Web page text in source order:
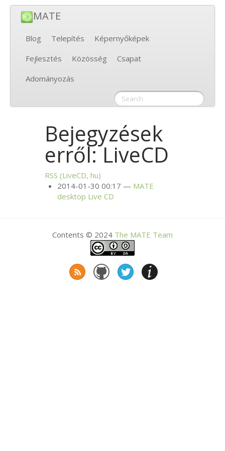
MATE
Blog Telepítés
Képernyőképek
Fejlesztés
Közösség
Csapat
Adományozás
Bejegyzések
erről: LiveCD
RSS (LiveCD, hu)
2014-01-30 00:17
MATE
desktop LiveCD
Contents © 2024 The MATE Team